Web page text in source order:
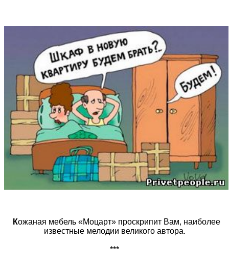
Кожаная мебель «Моцарт» проскрипит Вам, наиболее
известные мелодии великого автора.
***